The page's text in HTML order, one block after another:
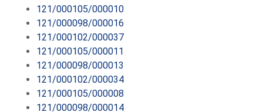
121/000105/000010
121/000098/000016
121/000102/000037
121/000105/000011
121/000098/000013
121/000102/000034
121/000105/000008
121/000098/000014